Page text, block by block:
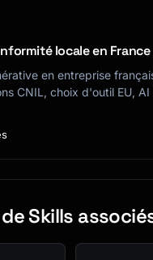
locale en
en entreprise
CNIL, choix d'outil EU,
Skills